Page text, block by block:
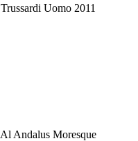
Trussardi Uomo 2011
Al Andalus Moresque